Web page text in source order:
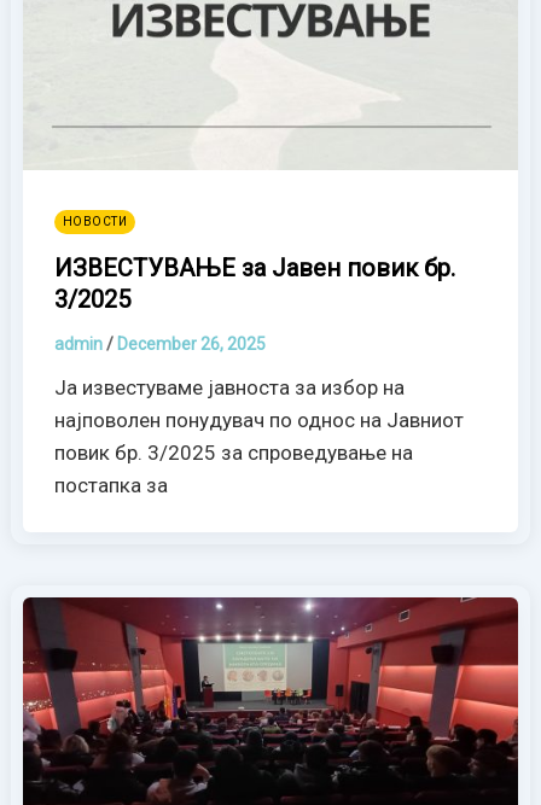
НОВОСТИ
ИЗВЕСТУВАЊЕ за Јавен повик бр.
3/2025
admin/ December 26, 2025
Ја известуваме јавноста за избор на
најповолен понудувач по однос на Јавниот
повик бр. 3/2025 за спроведување на
постапка за